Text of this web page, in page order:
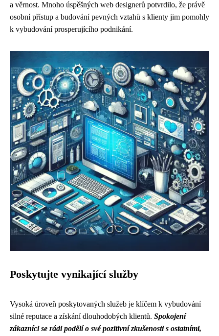
a věrnost. Mnoho úspěšných web designerů potvrdilo, že právě
osobní přístup a budování pevných vztahů s klienty jim pomohly
k vybudování prosperujícího podnikání.
Poskytujte vynikající služby
Vysoká úroveň poskytovaných služeb je klíčem k vybudování
silné reputace a získání dlouhodobých klientů. Spokojení
zákazníci se rádi podělí o své pozitivní zkušenosti s ostatními,